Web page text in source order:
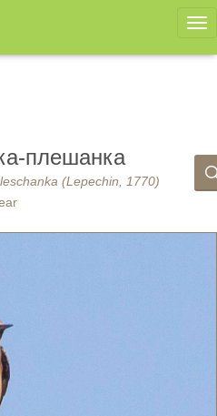
плешанка
(Lepechin, 1770)